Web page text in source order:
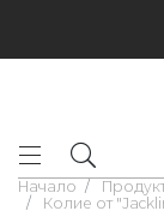
Начало
Колие от